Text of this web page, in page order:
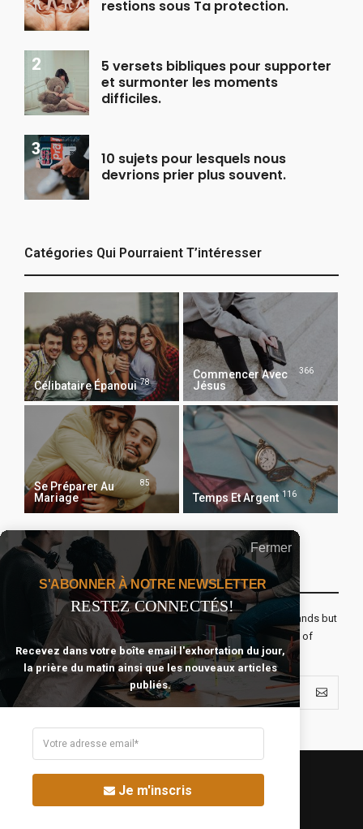
restions sous Ta protection.
5 versets bibliques pour supporter
et surmonter les moments
difficiles.
10 sujets pour lesquels nous
devrions prier plus souvent.
Catégories Qui Pourraient T’intéresser
Célibataire Épanoui 78
Commencer Avec
Jésus
366
Se Préparer Au
Mariage
85
Temps Et Argent 116
Recevoir Notre Newsletter Chaque Matin
The real voyage of discovery consists not in seeking new lands but
seeing with new eyes. All journeys have secret destinations of
which the traveler is unaware.
Fermer
S'ABONNER À NOTRE NEWSLETTER
RESTEZ CONNECTÉS!
Recevez dans votre boîte email l'exhortation du jour,
la prière du matin ainsi que les nouveaux articles
publiés.
Je m'inscris